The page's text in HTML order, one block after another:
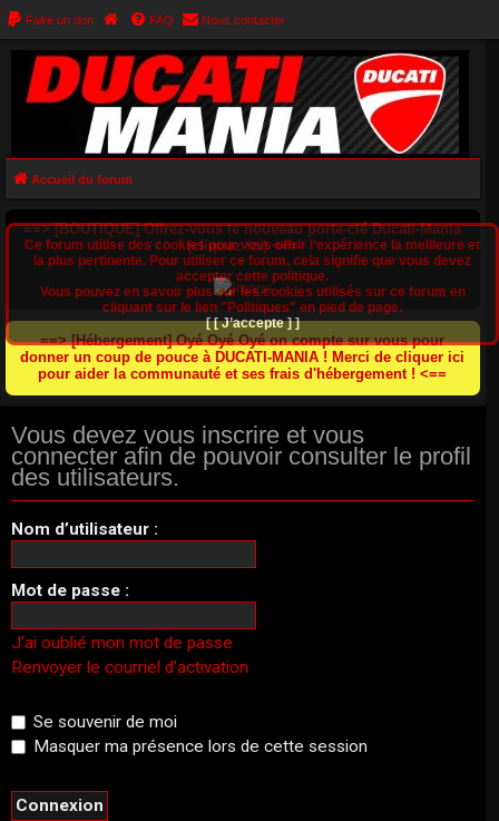
Faire un don FAQ Nous contacter
Accueil du forum
==> [BOUTIQUE] Offrez-vous le nouveau porte-clé Ducati-Mania
(cliquez ici) <==
==> [Hébergement] Oyé Oyé Oyé on compte sur vous pour
donner un coup de pouce à DUCATI-MANIA ! Merci de cliquer ici
pour aider la communauté et ses frais d'hébergement ! <==
Vous devez vous inscrire et vous
connecter afin de pouvoir consulter le profil
des utilisateurs.
Nom d’utilisateur :
Mot de passe :
J’ai oublié mon mot de passe
Renvoyer le courriel d’activation
Se souvenir de moi
Masquer ma présence lors de cette session
Ce forum utilise des cookies pour vous offrir l‘expérience la meilleure et
la plus pertinente. Pour utiliser ce forum, cela signifie que vous devez
accepter cette politique.
Vous pouvez en savoir plus sur les cookies utilisés sur ce forum en
cliquant sur le lien "Politiques" en pied de page.
[ [ J’accepte ] ]